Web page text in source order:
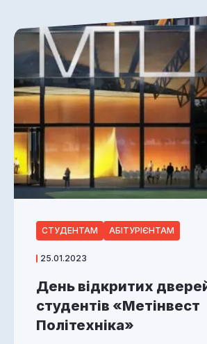
СТУДЕНТАМ АБІТУРІЄНТАМ
25.01.2023
День відкритих
студентів «Метінвест
Політехніка»